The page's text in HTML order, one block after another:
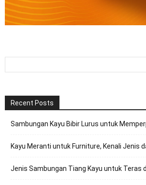
Recent Posts
Sambungan Kayu Bibir Lurus untuk
Kayu Meranti untuk Furniture, Kenali Jenis
Jenis Sambungan Tiang Kayu untuk Teras